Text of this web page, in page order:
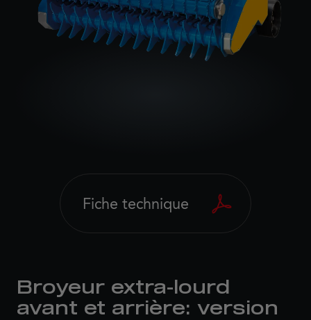
Broyeur extra-lourd
avant et arrière: version
Fiche technique